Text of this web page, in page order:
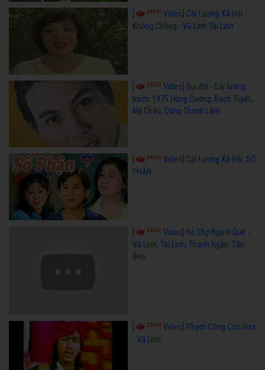
50845 Video] Cải Lương Xã Hội -
Không Chồng - Vũ Linh Tài Linh
36023 Video] Bụi đời - Cải lương
trước 1975 Hùng Cường, Bạch Tuyết,
Mỹ Châu, Dũng Thanh Lâm
34585 Video] Cải Lương Xã Hội: SỐ
PHẬN
24592 Video] Kẻ Chợ Người Quê -
Vũ Linh, Tài Linh, Thanh Ngân, Tấn
Beo
23610 Video] Phạm Công Cúc Hoa
- Vũ Linh